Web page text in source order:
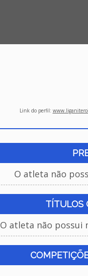
Link do perfil:
O atleta não
TÍTULOS
O atleta não possui